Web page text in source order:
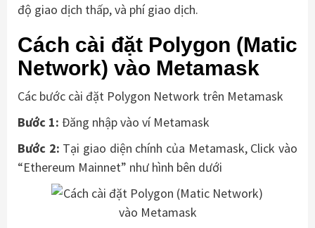
độ giao dịch thấp, và phí giao dịch.
Cách cài đặt Polygon (Matic
Network) vào Metamask
Các bước cài đặt Polygon Network trên Metamask
Bước 1: Đăng nhập vào ví Metamask
Bước 2: Tại giao diện chính của Metamask, Click vào
“Ethereum Mainnet” như hình bên dưới